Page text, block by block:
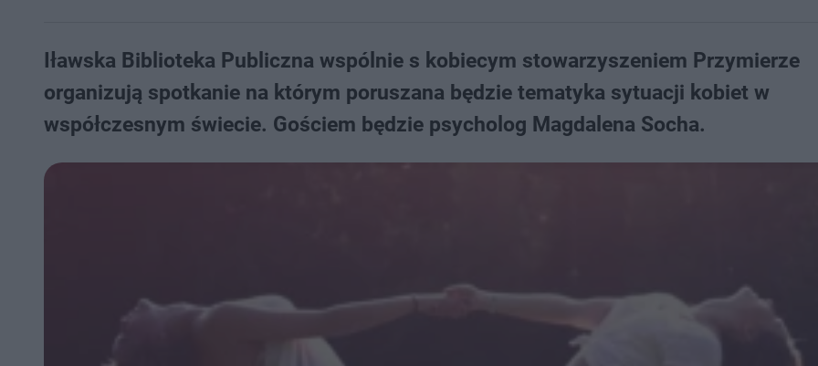
Iławska Biblioteka Publiczna wspólnie s kobiecym stowarzyszeniem Przymierze
organizują spotkanie na którym poruszana będzie tematyka sytuacji kobiet w
współczesnym świecie. Gościem będzie psycholog Magdalena Socha.